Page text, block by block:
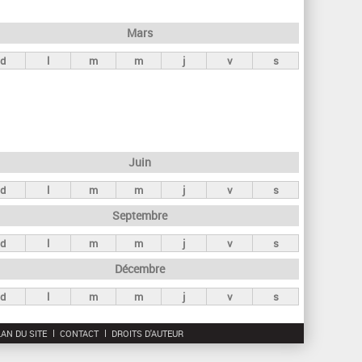
r
c
Mars
d l m m j v s
Juin
d l m m j v s
Septembre
d l m m j v s
Décembre
d l m m j v s
DU SITE CONTACT DROITS D'AUTEUR